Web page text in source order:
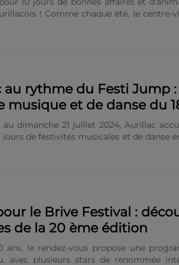
! Comme chaque été, le centre-
les traditionnelles dégustations des
Gourmands sont une nouvelle fois au
sont axés, cette année, sur le......
au rythme du Festi Jump
musique et de danse du
au dimanche 21 juillet 2024, Aurillac
jours de festivités musicales et de danse
du rythme et une passion dévorante pour
Carmes : KOCO AND THE SWEET
cette artiste accomplie enchante
le Brive Festival :
de la 20 ème édition
ans, le rendez-vous propose une
avec plusieurs stars de renommée